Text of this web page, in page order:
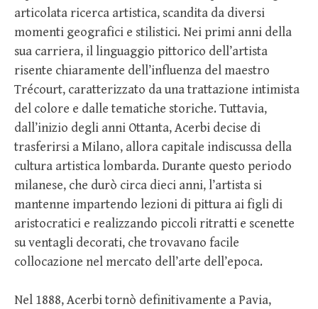
articolata ricerca artistica, scandita da diversi
momenti geografici e stilistici. Nei primi anni della
sua carriera, il linguaggio pittorico dell’artista
risente chiaramente dell’influenza del maestro
Trécourt, caratterizzato da una trattazione intimista
del colore e dalle tematiche storiche. Tuttavia,
dall’inizio degli anni Ottanta, Acerbi decise di
trasferirsi a Milano, allora capitale indiscussa della
cultura artistica lombarda. Durante questo periodo
milanese, che durò circa dieci anni, l’artista si
mantenne impartendo lezioni di pittura ai figli di
aristocratici e realizzando piccoli ritratti e scenette
su ventagli decorati, che trovavano facile
collocazione nel mercato dell’arte dell’epoca.
Nel 1888, Acerbi tornò definitivamente a Pavia,